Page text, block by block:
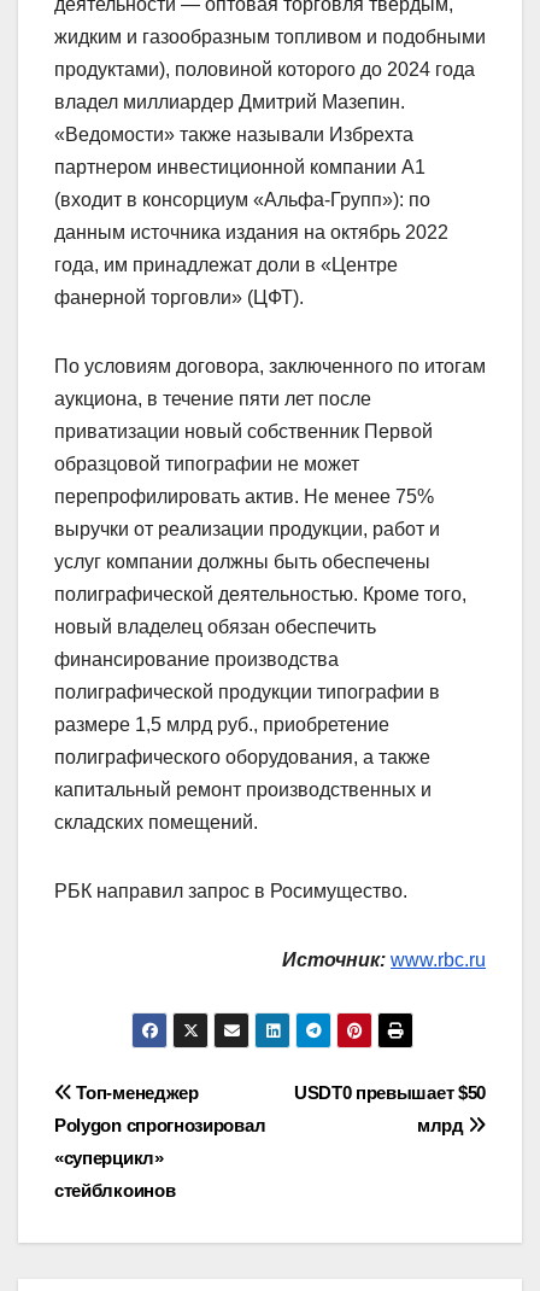
деятельности — оптовая торговля твердым,
жидким и газообразным топливом и подобными
продуктами), половиной которого до 2024 года
владел миллиардер Дмитрий Мазепин.
«Ведомости» также называли Избрехта
партнером инвестиционной компании А1
(входит в консорциум «Альфа-Групп»): по
данным источника издания на октябрь 2022
года, им принадлежат доли в «Центре
фанерной торговли» (ЦФТ).
По условиям договора, заключенного по итогам
аукциона, в течение пяти лет после
приватизации новый собственник Первой
образцовой типографии не может
перепрофилировать актив. Не менее 75%
выручки от реализации продукции, работ и
услуг компании должны быть обеспечены
полиграфической деятельностью. Кроме того,
новый владелец обязан обеспечить
финансирование производства
полиграфической продукции типографии в
размере 1,5 млрд руб., приобретение
полиграфического оборудования, а также
капитальный ремонт производственных и
складских помещений.
РБК направил запрос в Росимущество.
Источник: www.rbc.ru
Навигация
по
записям
USDT0 превышает $50
млрд
Топ-менеджер
Polygon спрогнозировал
«суперцикл»
стейблкоинов